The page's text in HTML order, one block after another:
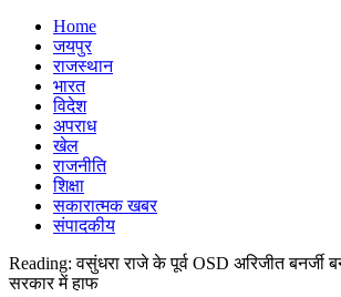
Home
जयपुर
राजस्थान
भारत
विदेश
अपराध
खेल
राजनीति
शिक्षा
सकारात्मक खबर
संपादकीय
Reading: वसुंधरा राजे के पूर्व OSD अरिजीत
सरकार में हाफ